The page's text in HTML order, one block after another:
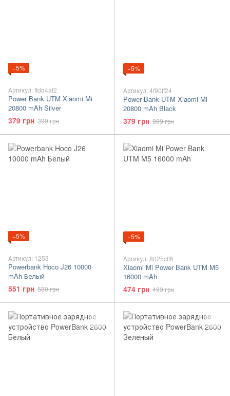
−5%
Артикул: ffdd4af2
Power Bank UTM Xiaomi Mi
20800 mAh Silver
379 грн 399 грн
−5%
Артикул: 4f90ff24
Power Bank UTM Xiaomi Mi
20800 mAh Black
379 грн 399 грн
−5%
Артикул: 1253
Powerbank Hoco J26 10000
mAh Белый
551 грн 580 грн
−5%
Артикул: 8025cff6
Xiaomi Mi Power Bank UTM M5
16000 mAh
474 грн 499 грн